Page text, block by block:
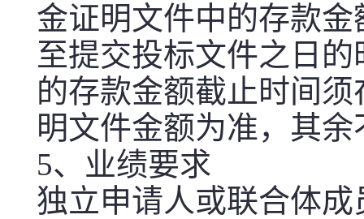
金证明文件中的存款
至提交投标文件之日
的存款金额截止时间
明文件金额为准，其余
5、业绩要求
独立申请人或联合体